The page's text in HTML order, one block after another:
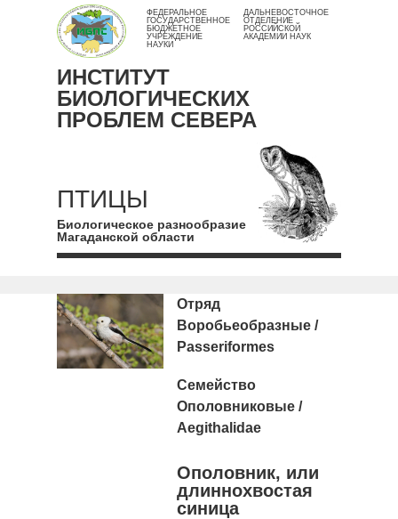
ИНСТИТУТ
БИОЛОГИЧЕСКИХ
ПРОБЛЕМ СЕВЕРА
ФЕДЕРАЛЬНОЕ
ГОСУДАРСТВЕННОЕ
БЮДЖЕТНОЕ
УЧРЕЖДЕНИЕ
НАУКИ
ДАЛЬНЕВОСТОЧНОЕ
ОТДЕЛЕНИЕ
РОССИЙСКОЙ
АКАДЕМИИ НАУК
ПТИЦЫ
Биологическое разнообразие
Магаданской области
Ополовник, или
длиннохвостая
синица
Семейство
Ополовниковые /
Aegithalidae
Отряд
Воробьеобразные /
Passeriformes